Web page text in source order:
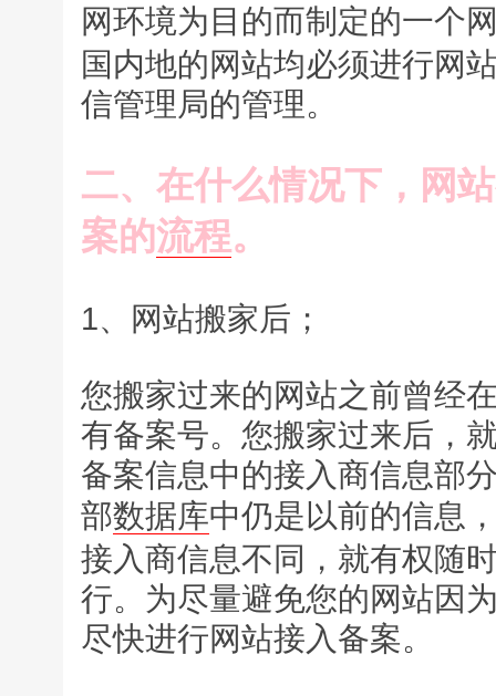
网环境为目的而制定的一个
国内地的网站均必须进行网
信管理局的管理。
二、在什么情况下，网
案的流程。
1、网站搬家后；
您搬家过来的网站之前曾经
有备案号。您搬家过来后，
备案信息中的接入商信息部
部数据库中仍是以前的信息
接入商信息不同，就有权随
行。为尽量避免您的网站因
尽快进行网站接入备案。